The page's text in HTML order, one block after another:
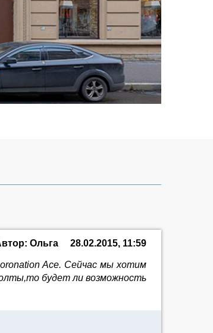
Ольга 28.02.2015, 11:59
Ace. Сейчас мы хотим
будет ли возможность